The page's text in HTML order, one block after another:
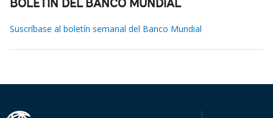
BOLETÍN DEL BANCO MUNDIAL
Suscríbase al boletín semanal del Banco Mundial